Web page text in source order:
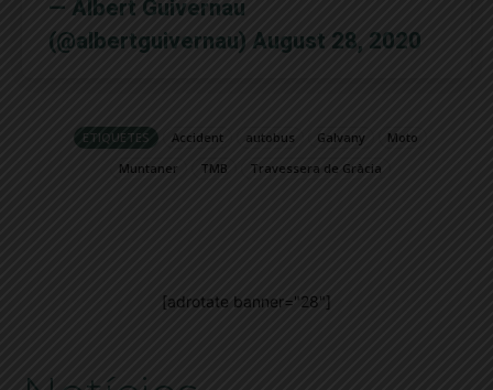
— Albert Guivernau
(@albertguivernau) August 28, 2020
ETIQUETES Accident autobus Galvany
Moto
Muntaner
TMB Travessera de Gràcia
[adrotate banner="28"]